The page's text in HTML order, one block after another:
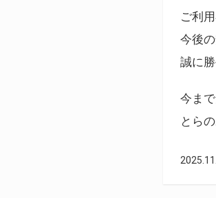
ご利
今後
誠に
今ま
とら